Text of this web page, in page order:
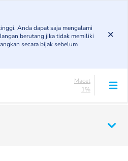
Anda dapat saja mengalami
berutang jika tidak memiliki
secara bijak sebelum
5.78%
KL
4.96%
Macet
1%